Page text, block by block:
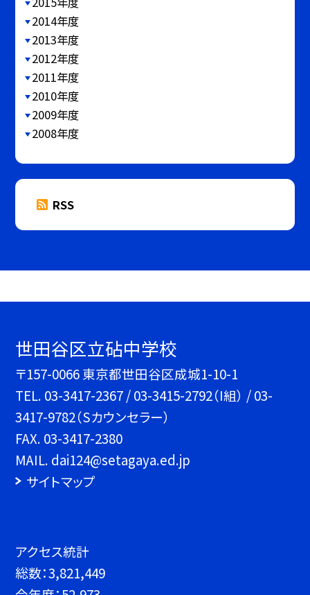
2014年度
2013年度
2012年度
2011年度
2010年度
2009年度
2008年度
RSS
世田谷区立砧中学校
〒157-0066 東京都世田谷区成城1-10-1
TEL. 03-3417-2367 / 03-3415-2792（I組） / 03-
3417-9782（Sカウンセラー）
FAX. 03-3417-2380
MAIL. dai124@setagaya.ed.jp
サイトマップ
アクセス統計
総数：3,821,449